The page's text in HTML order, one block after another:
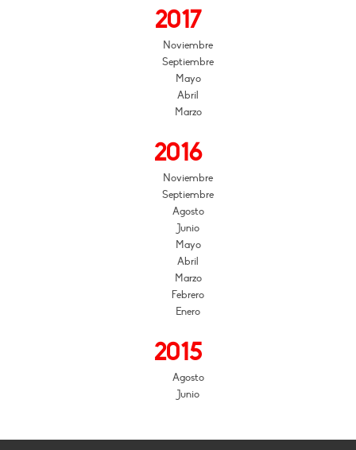
2017
Noviembre
Septiembre
Mayo
Abril
Marzo
2016
Noviembre
Septiembre
Agosto
Junio
Mayo
Abril
Marzo
Febrero
Enero
2015
Agosto
Junio